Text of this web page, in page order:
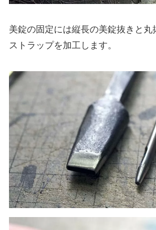
美錠の固定には縦長の美錠抜きと丸
ストラップを加工します。